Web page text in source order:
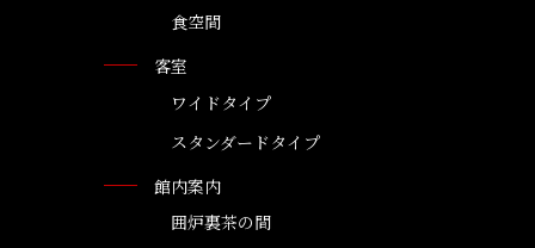
食空間
客室
ワイドタイプ
スタンダードタイプ
館内案内
囲炉裏茶の間